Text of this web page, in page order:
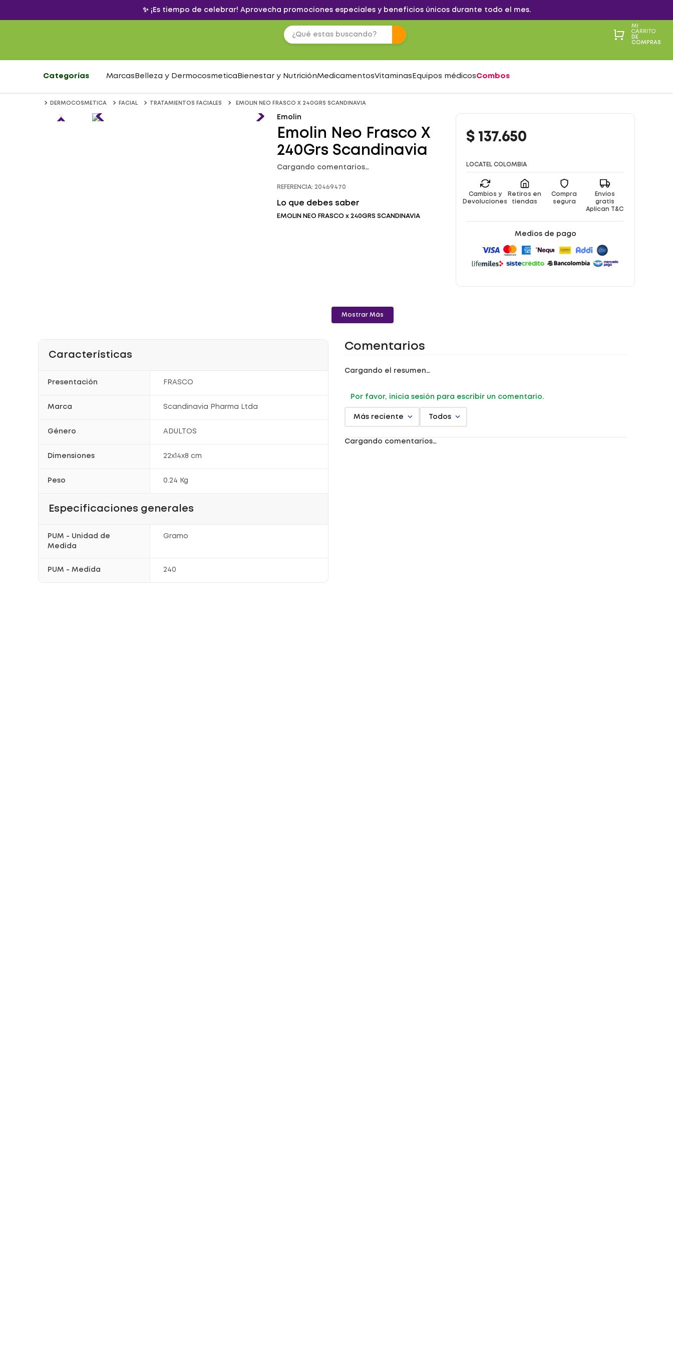
✨ ¡Es tiempo de celebrar! Aprovecha promociones especiales y beneficios únicos durante todo el mes.
MI
CARRITO
DE
COMPRAS
Categorías Marcas Belleza y Dermocosmetica Bienestar y NutriciónMedicamentosVitaminas Equipos médicosCombos
DERMOCOSMETICA FACIAL TRATAMIENTOS FACIALES EMOLIN NEO FRASCO X 240GRS SCANDINAVIA
Emolin
Emolin Neo Frasco X
240Grs Scandinavia
Cargando comentarios…
REFERENCIA: 20469470
Lo que debes saber
EMOLIN NEO FRASCO x 240GRS SCANDINAVIA
Mostrar Más
$ 137.650
LOCATEL COLOMBIA
Cambios y
Devoluciones
Retiros en
tiendas
Compra
segura
Envíos
gratis
Aplican T&C
Medios de pago
Características
Presentación FRASCO
Marca Scandinavia Pharma Ltda
Género ADULTOS
Dimensiones 22x14x8 cm
Peso 0.24 Kg
Especificaciones generales
PUM - Unidad de
Medida
Gramo
PUM - Medida 240
Comentarios
Cargando el resumen…
Por favor, inicia sesión para escribir un comentario.
Más reciente Todos
Cargando comentarios…